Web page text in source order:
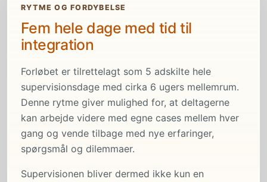
RYTME OG FORDYBELSE
Fem hele dage med tid til
integration
Forløbet er tilrettelagt som 5 adskilte hele
supervisionsdage med cirka 6 ugers mellemrum.
Denne rytme giver mulighed for, at deltagerne
kan arbejde videre med egne cases mellem hver
gang og vende tilbage med nye erfaringer,
spørgsmål og dilemmaer.
Supervisionen bliver dermed ikke kun en